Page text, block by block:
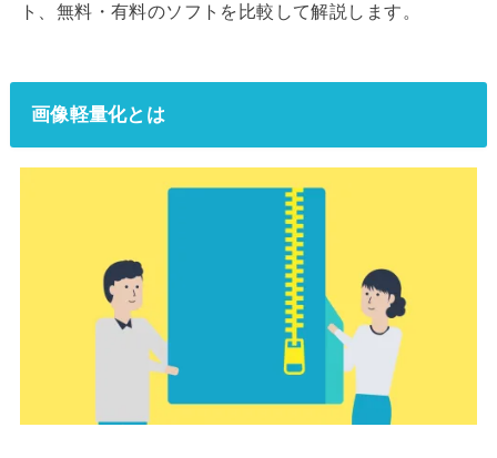
ト、無料・有料のソフトを比較して解説します。
画像軽量化とは